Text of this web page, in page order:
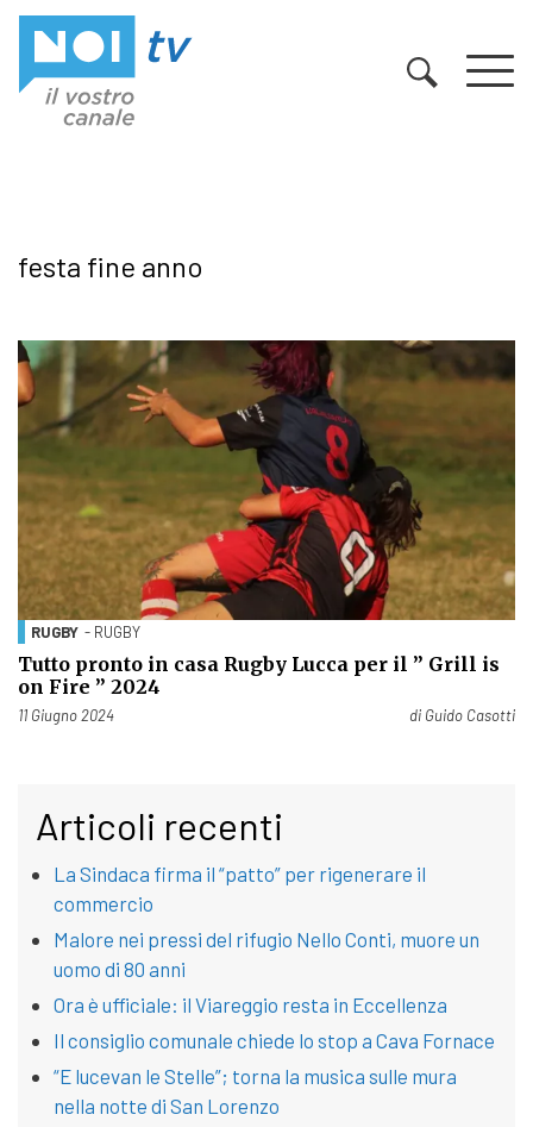
festa fine anno
RUGBY - RUGBY
Tutto pronto in casa Rugby Lucca per il ” Grill is
on Fire ” 2024
Pubblicato il
11 Giugno 2024 di Guido Casotti
Articoli recenti
La Sindaca firma il “patto” per rigenerare il
commercio
Malore nei pressi del rifugio Nello Conti, muore un
uomo di 80 anni
Ora è ufficiale: il Viareggio resta in Eccellenza
Il consiglio comunale chiede lo stop a Cava Fornace
“E lucevan le Stelle”; torna la musica sulle mura
nella notte di San Lorenzo